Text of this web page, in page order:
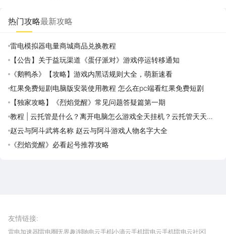
热门攻略最新攻略
雷电模拟器电量商城商品兑换教程
【公告】关于益玩渠道《蛋仔派对》游戏停运转移通知
《鹅鸭杀》【攻略】游戏内黑话规则大全，萌新速看
红果免费短剧电脑版安装使用教程 怎么在pc端看红果免费短剧
【独家攻略】《烈焰觉醒》常见问题答疑篇第一期
教程 | 云托管是什么？离开电脑怎么游戏全天挂机？云托管天天免
费领取攻略
赵云与阿斗武将名称 赵云与阿斗游戏人物名字大全
《烈焰觉醒》必看起号推荐攻略
友情链接:
雷电加速器雷电圈无界趣连驰电云手机小滴云手机雷电云手机雷电云社区